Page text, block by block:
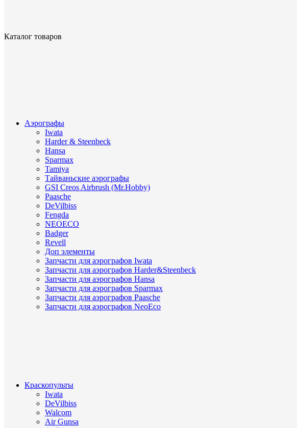
Каталог товаров
Аэрографы
Iwata
Harder & Steenbeck
Hansa
Sparmax
Tamiya
Тайваньские аэрографы
GSI Creos Airbrush (Mr.Hobby)
Paasche
DeVilbiss
Fengda
NEOECO
Badger
Revell
Доп элементы
Запчасти для аэрографов Iwata
Запчасти для аэрографов Harder&Steenbeck
Запчасти для аэрографов Hansa
Запчасти для аэрографов Sparmax
Запчасти для аэрографов Paasche
Запчасти для аэрографов NeoEco
Краскопульты
Iwata
DeVilbiss
Walcom
Air Gunsa